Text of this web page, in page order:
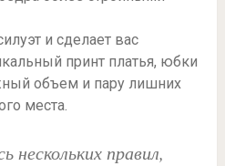
и сделает вас
принт платья, юбки
объем и пару лишних
места.
нескольких правил,